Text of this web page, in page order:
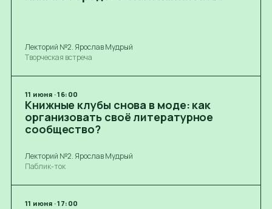
Лекторий №2. Ярослав Мудрый
Творческая встреча
11 июня ·16:00
Книжные клубы снова в моде: как
организовать своё литературное
сообщество?
Лекторий №2. Ярослав Мудрый
Паблик-ток
11 июня ·17:00